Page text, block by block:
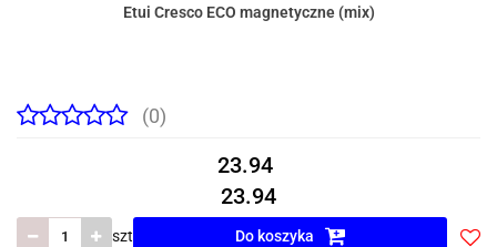
Etui Cresco ECO magnetyczne (mix)
(0)
23.94
23.94
szt Do koszyka